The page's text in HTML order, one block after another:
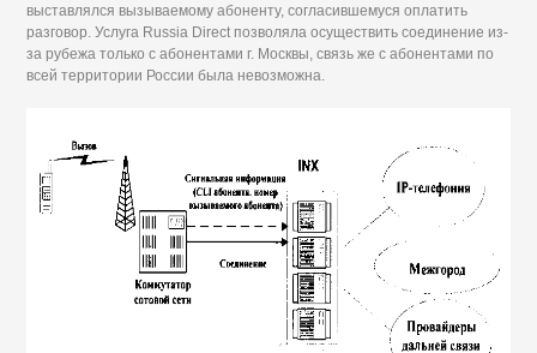
выставлялся вызываемому абоненту, согласившемуся оплатить
разговор. Услуга Russia Direct позволяла осуществить соединение из-
за рубежа только с абонентами г. Москвы, связь же с абонентами по
всей территории России была невозможна.